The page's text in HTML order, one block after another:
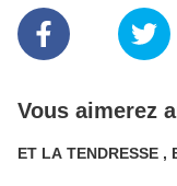
Vous aimerez
ET LA TENDRESSE ,